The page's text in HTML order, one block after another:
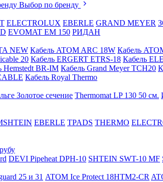
Выбор по бренду
ELECTROLUX EBERLE GRAND MEYER
EVOMAT EM 150 РИДАН
NEW Кабель ATOM ARC 18W Кабель
20 Кабель ERGERT ETRS-18 Кабель
Hemstedt BR-IM Кабель Grand Meyer TCH20
Кабель Royal Thermo
Золотое сечение Thermomat LP 130 50 cм.
EBERLE TPADS THERMO
DEVI Pipeheat DPH-10 SHTEIN SWT-10 MF
25 и 31 ATOM Ice Protect 18HTM2-CR